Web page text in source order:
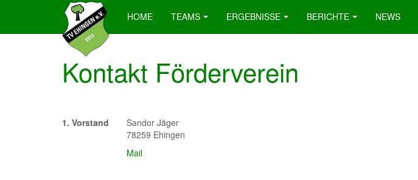
HOME TEAMS ERGEBNISSE BERICHTE NEWS
Kontakt Förderverein
1. Vorstand
Sandor Jäger
78259 Ehingen
Mail